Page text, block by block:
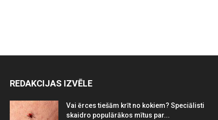
REDAKCIJAS IZVĒLE
Vai ērces tiešām krīt no kokiem? Speciālisti
skaidro populārākos mītus par...